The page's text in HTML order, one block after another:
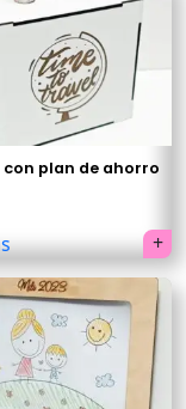
plan de ahorro
×